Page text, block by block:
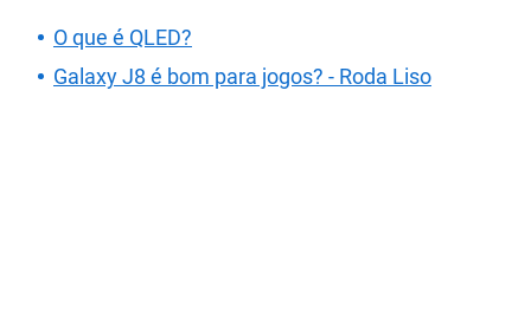
O que é QLED?
Galaxy J8 é bom para jogos? - Roda Liso